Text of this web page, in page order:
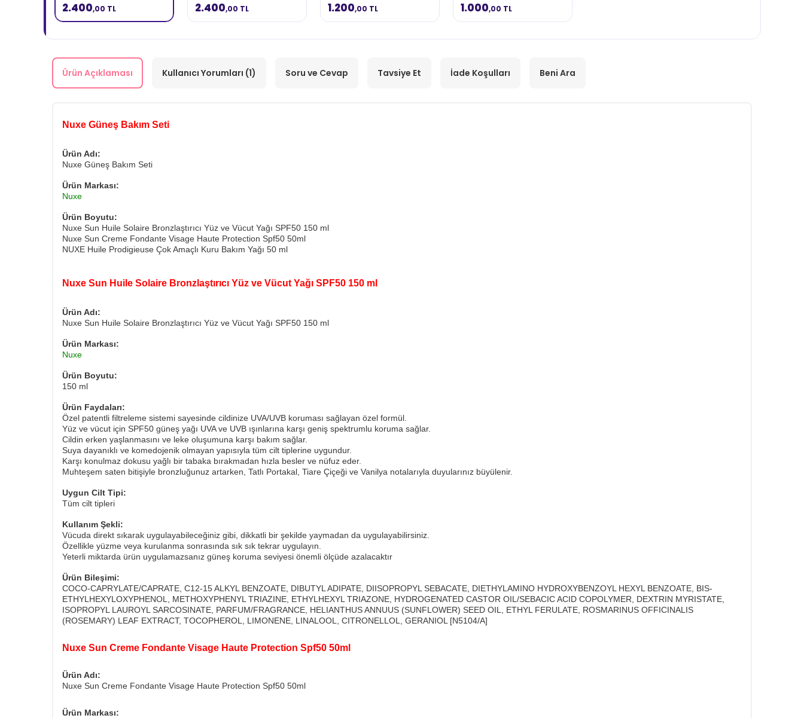
2.400,00 TL 2.400,00 TL 1.200,00 TL 1.000,00 TL
Ürün Açıklaması Kullanıcı Yorumları (1) Soru ve Cevap Tavsiye Et İade Koşulları Beni Ara
Nuxe Güneş Bakım Seti
Ürün Adı:
Nuxe Güneş Bakım Seti
Ürün Markası:
Nuxe
Ürün Boyutu:
Nuxe Sun Huile Solaire Bronzlaştırıcı Yüz ve Vücut Yağı SPF50 150 ml
Nuxe Sun Creme Fondante Visage Haute Protection Spf50 50ml
NUXE Huile Prodigieuse Çok Amaçlı Kuru Bakım Yağı 50 ml
Nuxe Sun Huile Solaire Bronzlaştırıcı Yüz ve Vücut Yağı SPF50 150 ml
Ürün Adı:
Nuxe Sun Huile Solaire Bronzlaştırıcı Yüz ve Vücut Yağı SPF50 150 ml
Ürün Markası:
Nuxe
Ürün Boyutu:
150 ml
Ürün Faydaları:
Özel patentli filtreleme sistemi sayesinde cildinize UVA/UVB koruması sağlayan özel formül.
Yüz ve vücut için SPF50 güneş yağı UVA ve UVB ışınlarına karşı geniş spektrumlu koruma sağlar.
Cildin erken yaşlanmasını ve leke oluşumuna karşı bakım sağlar.
Suya dayanıklı ve komedojenik olmayan yapısıyla tüm cilt tiplerine uygundur.
Karşı konulmaz dokusu yağlı bir tabaka bırakmadan hızla besler ve nüfuz eder.
Muhteşem saten bitişiyle bronzluğunuz artarken, Tatlı Portakal, Tiare Çiçeği ve Vanilya notalarıyla duyularınız büyülenir.
Uygun Cilt Tipi:
Tüm cilt tipleri
Kullanım Şekli:
Vücuda direkt sıkarak uygulayabileceğiniz gibi, dikkatli bir şekilde yaymadan da uygulayabilirsiniz.
Özellikle yüzme veya kurulanma sonrasında sık sık tekrar uygulayın.
​Yeterli miktarda ürün uygulamazsanız güneş koruma seviyesi önemli ölçüde azalacaktır
Ürün Bileşimi:
COCO-CAPRYLATE/CAPRATE, C12-15 ALKYL BENZOATE, DIBUTYL ADIPATE, DIISOPROPYL SEBACATE, DIETHYLAMINO HYDROXYBENZOYL HEXYL BENZOATE, BIS-
ETHYLHEXYLOXYPHENOL, METHOXYPHENYL TRIAZINE, ETHYLHEXYL TRIAZONE, HYDROGENATED CASTOR OIL/SEBACIC ACID COPOLYMER, DEXTRIN MYRISTATE,
ISOPROPYL LAUROYL SARCOSINATE, PARFUM/FRAGRANCE, HELIANTHUS ANNUUS (SUNFLOWER) SEED OIL, ETHYL FERULATE, ROSMARINUS OFFICINALIS
(ROSEMARY) LEAF EXTRACT, TOCOPHEROL, LIMONENE, LINALOOL, CITRONELLOL, GERANIOL [N5104/A]
Nuxe Sun Creme Fondante Visage Haute Protection Spf50 50ml
Ürün Adı:
Nuxe Sun Creme Fondante Visage Haute Protection Spf50 50ml
Ürün Markası: